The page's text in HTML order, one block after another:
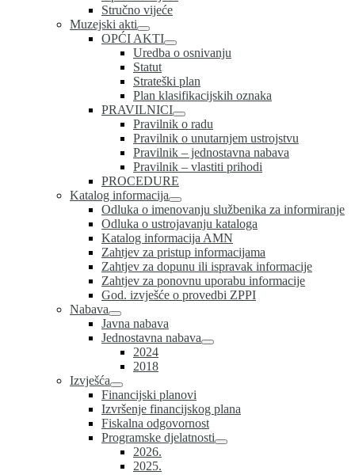
Stručno vijeće
Muzejski akti
OPĆI AKTI
Uredba o osnivanju
Statut
Strateški plan
Plan klasifikacijskih oznaka
PRAVILNICI
Pravilnik o radu
Pravilnik o unutarnjem ustrojstvu
Pravilnik – jednostavna nabava
Pravilnik – vlastiti prihodi
PROCEDURE
Katalog informacija
Odluka o imenovanju službenika za informiranje
Odluka o ustrojavanju kataloga
Katalog informacija AMN
Zahtjev za pristup informacijama
Zahtjev za dopunu ili ispravak informacije
Zahtjev za ponovnu uporabu informacije
God. izvješće o provedbi ZPPI
Nabava
Javna nabava
Jednostavna nabava
2024
2018
Izvješća
Financijski planovi
Izvršenje financijskog plana
Fiskalna odgovornost
Programske djelatnosti
2026.
2025.